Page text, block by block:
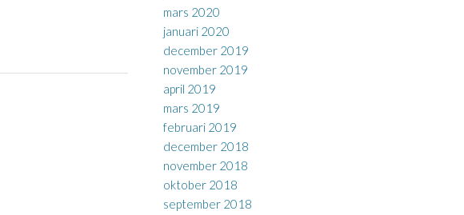
mars 2020
januari 2020
december 2019
november 2019
april 2019
mars 2019
februari 2019
december 2018
november 2018
oktober 2018
september 2018